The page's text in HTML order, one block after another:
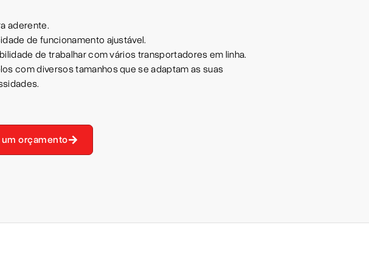
aderente.
de funcionamento ajustável.
de trabalhar com vários transportadores em linha.
com diversos tamanhos que se adaptam as suas
orçamento